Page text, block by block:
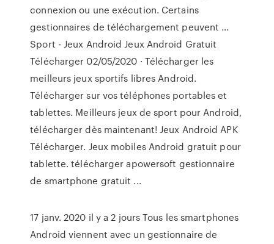
connexion ou une exécution. Certains
gestionnaires de téléchargement peuvent …
Sport - Jeux Android Jeux Android Gratuit
Télécharger 02/05/2020 · Télécharger les
meilleurs jeux sportifs libres Android.
Télécharger sur vos téléphones portables et
tablettes. Meilleurs jeux de sport pour Android,
télécharger dès maintenant! Jeux Android APK
Télécharger. Jeux mobiles Android gratuit pour
tablette. télécharger apowersoft gestionnaire
de smartphone gratuit ...
17 janv. 2020 il y a 2 jours Tous les smartphones
Android viennent avec un gestionnaire de